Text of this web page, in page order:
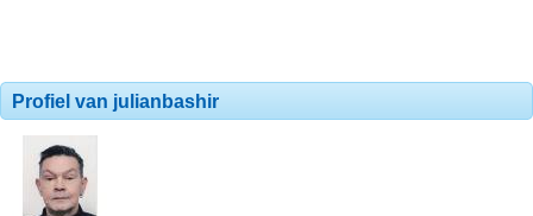
Profiel van julianbashir